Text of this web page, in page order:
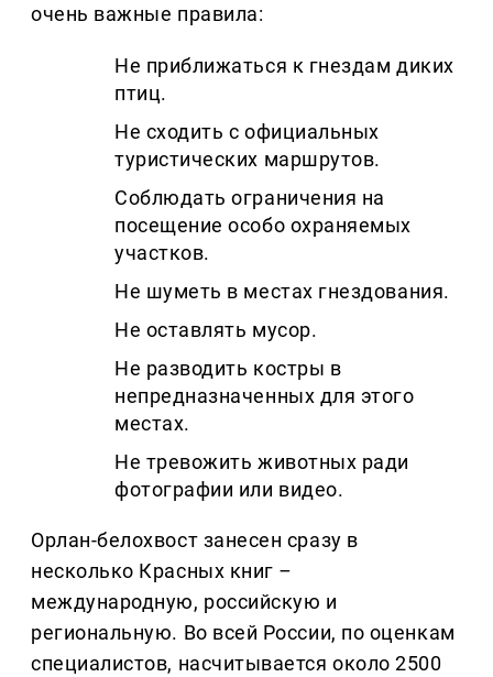
очень важные правила:
Не приближаться к гнездам диких
птиц.
Не сходить с официальных
туристических маршрутов.
Соблюдать ограничения на
посещение особо охраняемых
участков.
Не шуметь в местах гнездования.
Не оставлять мусор.
Не разводить костры в
непредназначенных для этого
местах.
Не тревожить животных ради
фотографии или видео.
Орлан-белохвост занесен сразу в
несколько Красных книг –
международную, российскую и
региональную. Во всей России, по оценкам
специалистов, насчитывается около 2500